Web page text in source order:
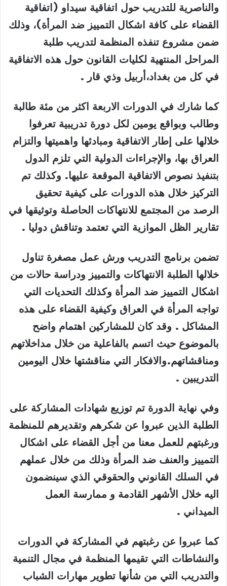
والناصرية للتدريب حول اتفاقية سيداو (اتفاقية
القضاء على كافة اشكال التمييز ضد المرأة)، وذلك
ضمن مشروع تنفذه المنظمة لتدريب طلبة
المراحل المنتهية لكليات القانون حول هذه الاتفاقية
في كل من بغداد،أربيل وذي قار .
كما شارك في الدورات الاربعة اكثر من مئة طالبة
وطالب وبواقع يومين لكل دورة تدريبية تعرفوا
خلالها على إطار الاتفاقية ومبادئها واهميتها والتزام
العراق بها، والإجراءات الدولية التي تلزم الدول
بتنفيذ نصوص الاتفاقية الموقعة عليها. وكذلك تم
التركيز خلال هذه الدورات على كيفية تحقيق
الرصد من المجتمع للانتهاكات الحاصلة وتوثيقها في
تقارير الظل الموازية التي تعتمد وتناقش دوليا .
تضمن برنامج التدريب ورش عمل مصغرة تناول
خلالها الطلبة الانتهاكات والتمييز ودراسة حالات من
اشكال التمييز ضد المرأة وكذلك التحديات التي
تواجه المرأة في العراق وكيفية القضاء على هذه
المشاكل . وقد كان للمشاركين اهتمام واضح
بالموضوع حيث اتسم بالفاعلية من خلال مداخلاتهم
ومناقشاتهم.والافكار التي مناقشتها خلال اليومين
التدريبين .
وفي نهاية الدورة تم توزيع شهادات المشاركة على
الطلبة الذين عبروا عن شكرهم وتقديرهم للمنظمة
ورغبتهم للعمل معنا من أجل القضاء على اشكال
التمييز والعنف ضد المرأة وذلك من خلال عملهم
في السلك القانوني والحقوقي الذي سينضمون
اليه خلال الأشهر القادمة و ممارسة العمل
الميداني .
كما عبروا عن رغبتهم في المشاركة في الدورات
والنشاطات التي تقيمها المنظمة في مجال التنمية
والتدريب التي من شأنها تطوير مهارات الشباب